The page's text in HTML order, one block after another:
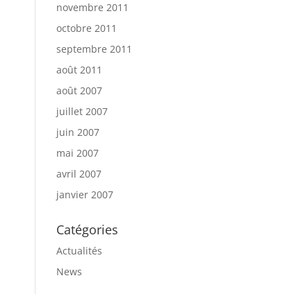
novembre 2011
octobre 2011
septembre 2011
août 2011
août 2007
juillet 2007
juin 2007
mai 2007
avril 2007
janvier 2007
Catégories
Actualités
News